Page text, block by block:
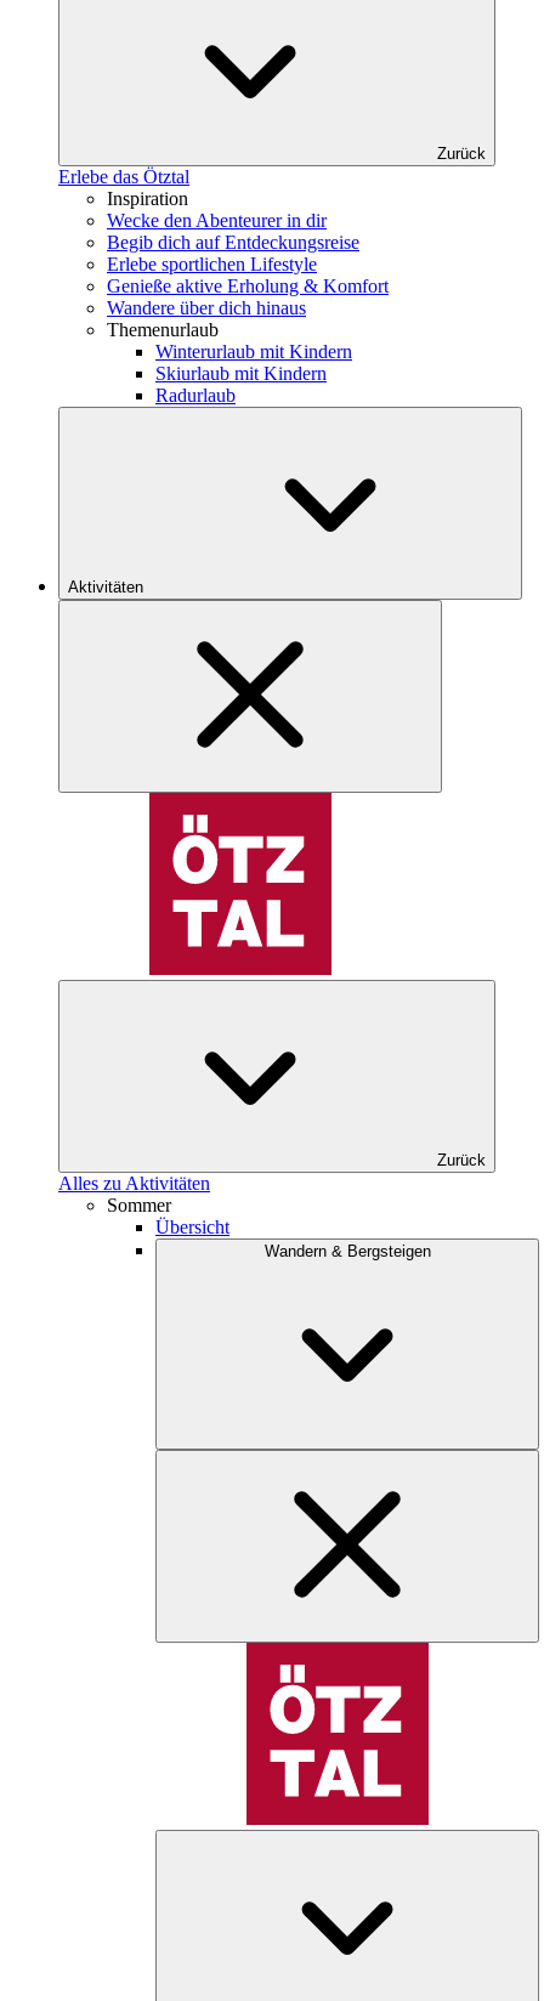
Zurück
Erlebe das Ötztal
Inspiration
Wecke den Abenteurer in dir
Begib dich auf Entdeckungsreise
Erlebe sportlichen Lifestyle
Genieße aktive Erholung & Komfort
Wandere über dich hinaus
Themenurlaub
Winterurlaub mit Kindern
Skiurlaub mit Kindern
Radurlaub
Aktivitäten
Zurück
Alles zu Aktivitäten
Sommer
Übersicht
Wandern & Bergsteigen